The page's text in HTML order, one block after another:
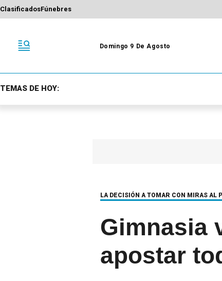
ClasificadosFúnebres
Domingo 9 De Agosto
TEMAS DE HOY:
LA DECISIÓN A TOMAR CON MIRAS AL
Gimnasia
apostar